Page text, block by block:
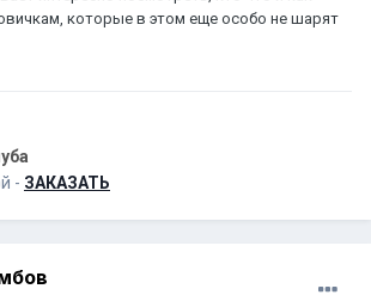
которые в этом еще особо не шарят
- ЗАКАЗАТЬ